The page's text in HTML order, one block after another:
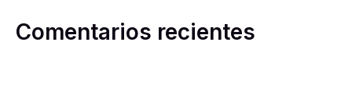
Comentarios recientes